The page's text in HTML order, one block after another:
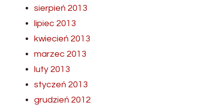
sierpień 2013
lipiec 2013
kwiecień 2013
marzec 2013
luty 2013
styczeń 2013
grudzień 2012